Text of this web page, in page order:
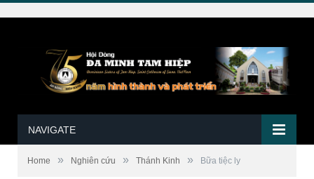
NAVIGATE
Home » Nghiên cứu » Thánh Kinh » Bữa tiệc ly